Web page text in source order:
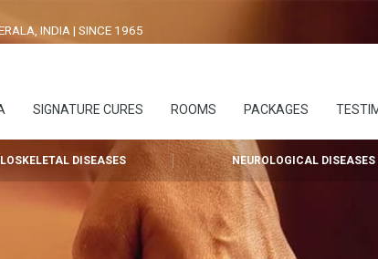
INDIA | SINCE 1965
SIGNATURE CURES ROOMS PACKAGES
DISEASES NEUROLOGICAL DISEASES